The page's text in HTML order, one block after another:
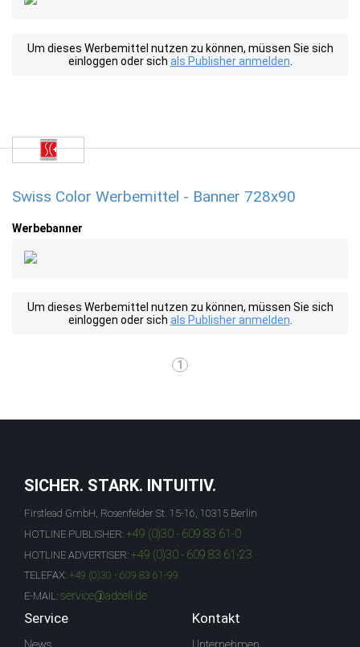
Um dieses Werbemittel nutzen zu können, müssen Sie sich
einloggen oder sich als Publisher anmelden
Swiss Color Werbemittel - Banner 728x90
Werbebanner
Um dieses Werbemittel nutzen zu können, müssen Sie sich
einloggen oder sich als Publisher anmelden
1
SICHER. STARK. INTUITIV.
Firstlead GmbH, Rosenfelder St. 15-16, 10315 Berlin
HOTLINE PUBLISHER: +49 (0)30 - 609 83 61-0
HOTLINE ADVERTISER: +49 (0)30 - 609 83 61-23
TELEFAX: +49 (0)30 - 609 83 61-99
E-MAIL: service@adcell.de
Service Kontakt